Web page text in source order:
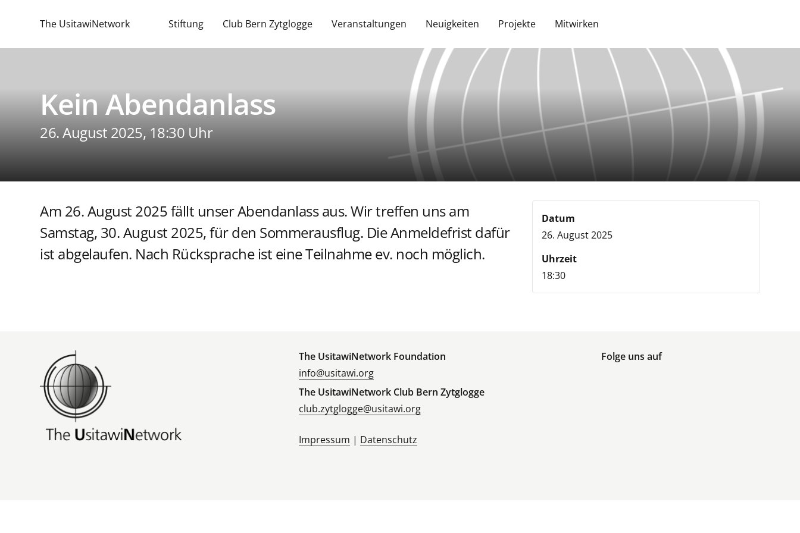
The UsitawiNetwork Stiftung Club Bern Zytglogge Veranstaltungen Neuigkeiten Projekte Mitwirken
Kein Abendanlass
26. August 2025, 18:30 Uhr
Am 26. August 2025 fällt unser Abendanlass aus. Wir treffen uns am
Samstag, 30. August 2025, für den Sommerausflug. Die Anmeldefrist dafür
ist abgelaufen. Nach Rücksprache ist eine Teilnahme ev. noch möglich.
Datum
26. August 2025
Uhrzeit
18:30
The UsitawiNetwork Foundation
info@usitawi.org
The UsitawiNetwork Club Bern Zytglogge
club.zytglogge@usitawi.org
Folge uns auf
Impressum | Datenschutz